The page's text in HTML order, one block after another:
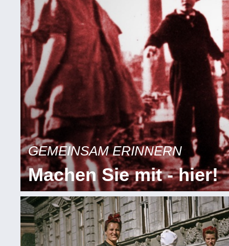
GEMEINSAM ERINNERN
Machen Sie mit - hier!